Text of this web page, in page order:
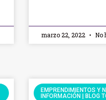
marzo 22, 2022 No
EMPRENDIMIENTOS Y
INFORMACIÓN | BLOG